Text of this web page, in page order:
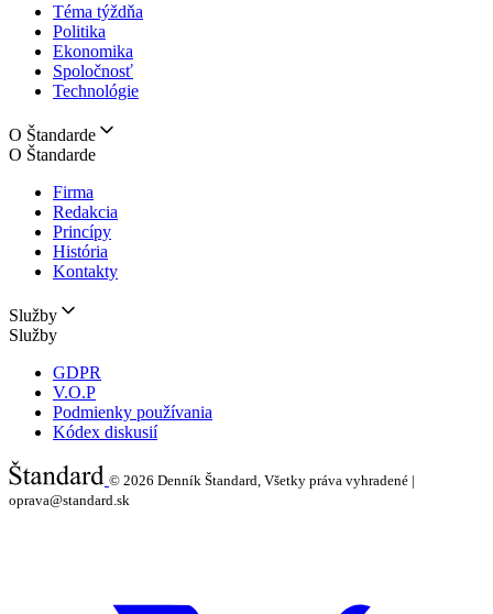
Téma týždňa
Politika
Ekonomika
Spoločnosť
Technológie
O Štandarde
O Štandarde
Firma
Redakcia
Princípy
História
Kontakty
Služby
Služby
GDPR
V.O.P
Podmienky používania
Kódex diskusií
© 2026 Denník Štandard, Všetky práva vyhradené |
oprava@standard.sk